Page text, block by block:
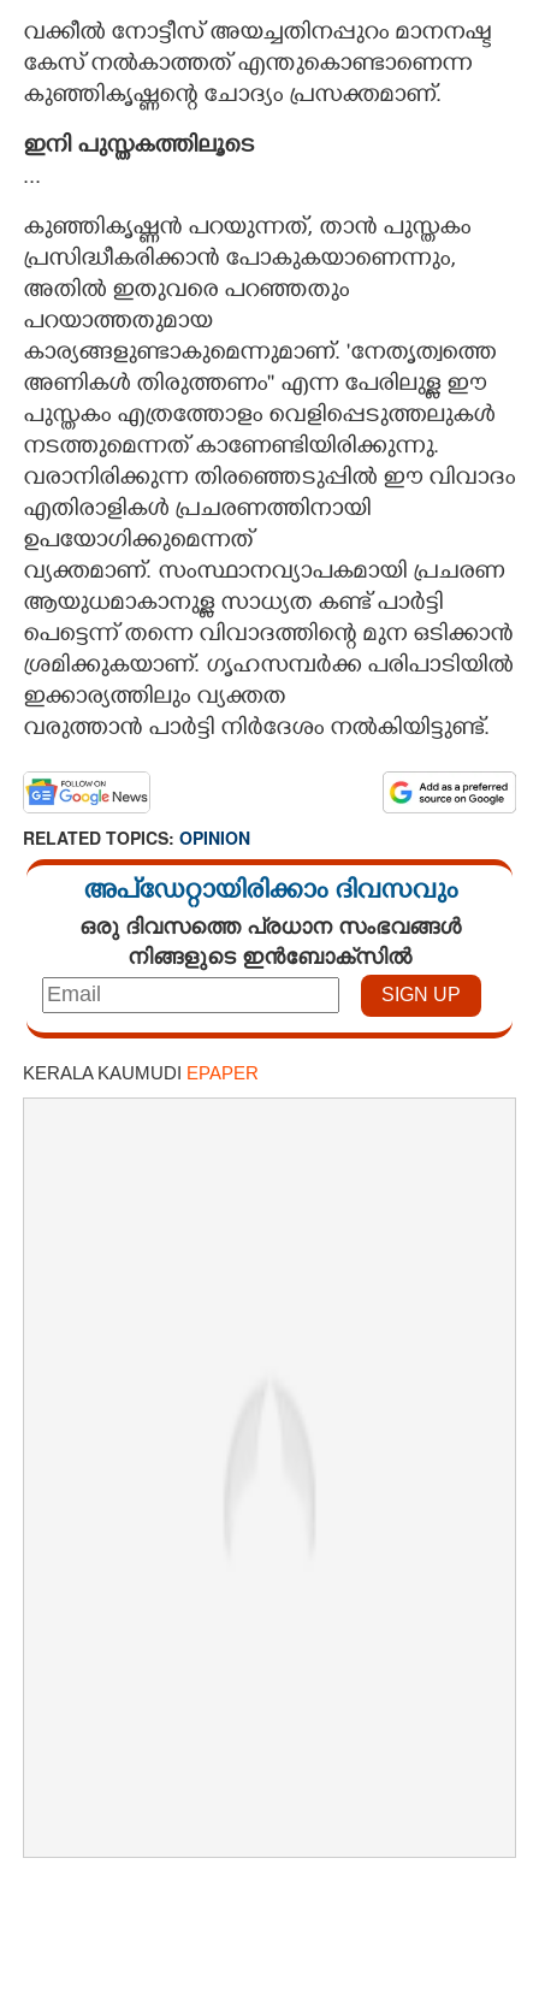
വക്കീൽ നോട്ടീസ് അയച്ചതിനപ്പുറം മാനനഷ്ട
കേസ് നല്‍കാത്തത് എന്തുകൊണ്ടാണെന്ന
കുഞ്ഞികൃഷ്ണന്റെ ചോദ്യം പ്രസക്തമാണ്.
ഇനി പുസ്തകത്തിലൂടെ
...
കുഞ്ഞികൃഷ്ണന്‍ പറയുന്നത്, താൻ പുസ്തകം
പ്രസിദ്ധീകരിക്കാൻ പോകുകയാണെന്നും,
അതിൽ ഇതുവരെ പറഞ്ഞതും
പറയാത്തതുമായ
കാര്യങ്ങളുണ്ടാകുമെന്നുമാണ്. 'നേതൃത്വത്തെ
അണികൾ തിരുത്തണം'' എന്ന പേരിലുള്ള ഈ
പുസ്തകം എത്രത്തോളം വെളിപ്പെടുത്തലുകൾ
നടത്തുമെന്നത് കാണേണ്ടിയിരിക്കുന്നു.
വരാനിരിക്കുന്ന തിരഞ്ഞെടുപ്പിൽ ഈ വിവാദം
എതിരാളികൾ പ്രചരണത്തിനായി
ഉപയോഗിക്കുമെന്നത്
വ്യക്തമാണ്. സംസ്ഥാനവ്യാപകമായി പ്രചരണ
ആയുധമാകാനുള്ള സാധ്യത കണ്ട് പാർട്ടി
പെട്ടെന്ന് തന്നെ വിവാദത്തിന്റെ മുന ഒടിക്കാൻ
ശ്രമിക്കുകയാണ്. ഗൃഹസമ്പർക്ക പരിപാടിയിൽ
ഇക്കാര്യത്തിലും വ്യക്തത
വരുത്താൻ പാർട്ടി നിർദേശം നൽകിയിട്ടുണ്ട്.
RELATED TOPICS: OPINION
അപ്ഡേറ്റായിരിക്കാം ദിവസവും
ഒരു ദിവസത്തെ പ്രധാന സംഭവങ്ങൾ
നിങ്ങളുടെ ഇൻബോക്സിൽ
KERALA KAUMUDI EPAPER
Share this link
Copy Link